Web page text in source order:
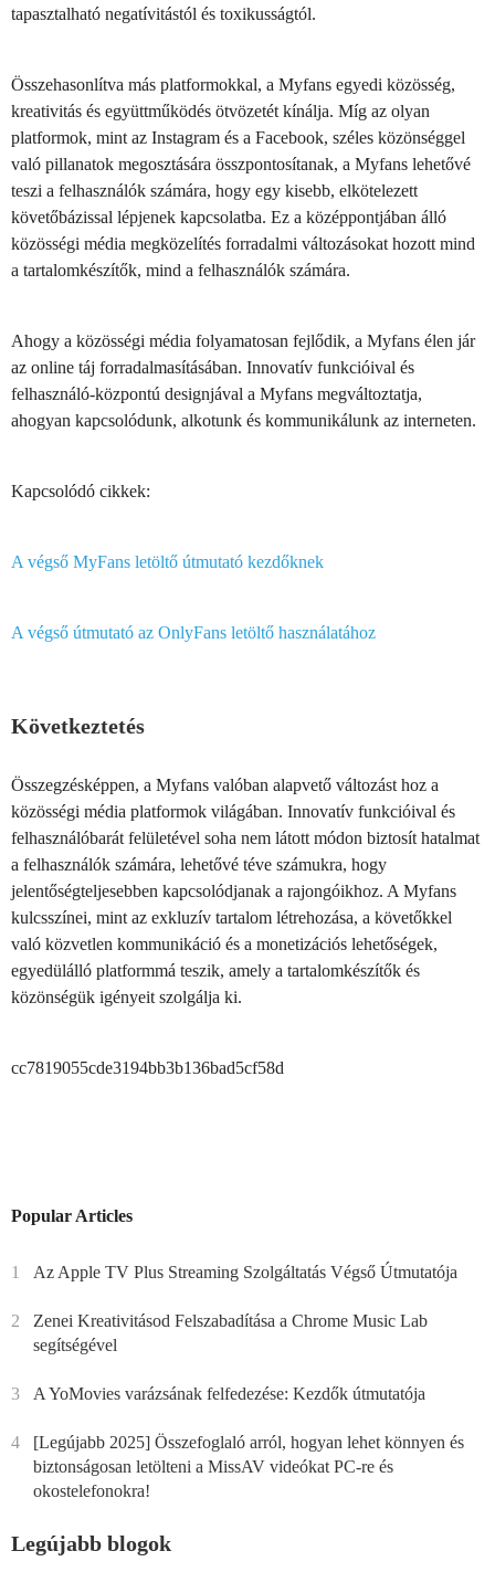
tapasztalható negatívitástól és toxikusságtól.
Összehasonlítva más platformokkal, a Myfans egyedi közösség,
kreativitás és együttműködés ötvözetét kínálja. Míg az olyan
platformok, mint az Instagram és a Facebook, széles közönséggel
való pillanatok megosztására összpontosítanak, a Myfans lehetővé
teszi a felhasználók számára, hogy egy kisebb, elkötelezett
követőbázissal lépjenek kapcsolatba. Ez a középpontjában álló
közösségi média megközelítés forradalmi változásokat hozott mind
a tartalomkészítők, mind a felhasználók számára.
Ahogy a közösségi média folyamatosan fejlődik, a Myfans élen jár
az online táj forradalmasításában. Innovatív funkcióival és
felhasználó-központú designjával a Myfans megváltoztatja,
ahogyan kapcsolódunk, alkotunk és kommunikálunk az interneten.
Kapcsolódó cikkek:
A végső MyFans letöltő útmutató kezdőknek
A végső útmutató az OnlyFans letöltő használatához
Következtetés
Összegzésképpen, a Myfans valóban alapvető változást hoz a
közösségi média platformok világában. Innovatív funkcióival és
felhasználóbarát felületével soha nem látott módon biztosít hatalmat
a felhasználók számára, lehetővé téve számukra, hogy
jelentőségteljesebben kapcsolódjanak a rajongóikhoz. A Myfans
kulcsszínei, mint az exkluzív tartalom létrehozása, a követőkkel
való közvetlen kommunikáció és a monetizációs lehetőségek,
egyedülálló platformmá teszik, amely a tartalomkészítők és
közönségük igényeit szolgálja ki.
cc7819055cde3194bb3b136bad5cf58d
Popular Articles
1 Az Apple TV Plus Streaming Szolgáltatás Végső Útmutatója
2
Zenei Kreativitásod Felszabadítása a Chrome Music Lab
segítségével
3 A YoMovies varázsának felfedezése: Kezdők útmutatója
4
[Legújabb 2025] Összefoglaló arról, hogyan lehet könnyen és
biztonságosan letölteni a MissAV videókat PC-re és
okostelefonokra!
Legújabb blogok